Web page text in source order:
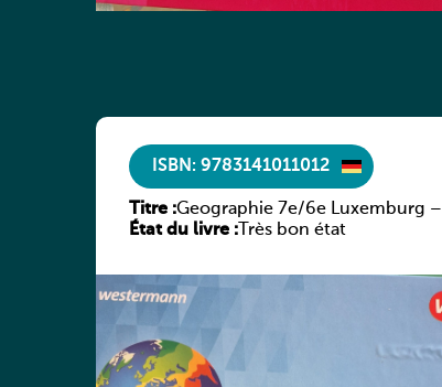
ISBN: 9783141011012
Titre :Geographie 7e/6e Luxemburg –
Diercke Praxis
État du livre : Très bon état